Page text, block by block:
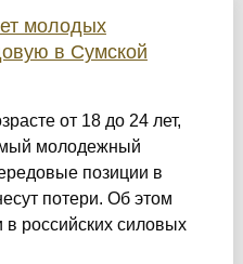
молодых
в Сумской
от 18 до 24 лет,
молодежный
позиции в
потери. Об этом
российских силовых